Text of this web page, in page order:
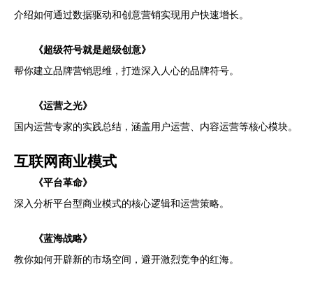
介绍如何通过数据驱动和创意营销实现用户快速增长。
《超级符号就是超级创意》
帮你建立品牌营销思维，打造深入人心的品牌符号。
《运营之光》
国内运营专家的实践总结，涵盖用户运营、内容运营等核心模块。
互联网商业模式
《平台革命》
深入分析平台型商业模式的核心逻辑和运营策略。
《蓝海战略》
教你如何开辟新的市场空间，避开激烈竞争的红海。